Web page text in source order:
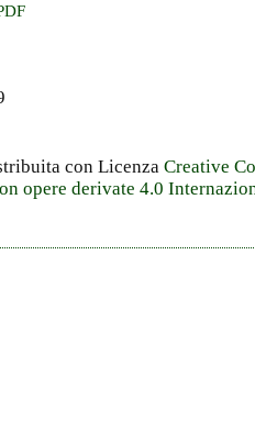
con Licenza Creative
opere derivate 4.0